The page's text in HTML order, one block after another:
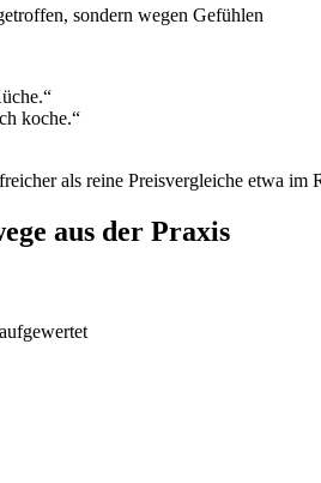
sondern wegen Gefühlen
koche.“
als reine Preisvergleiche etwa im
aus der Praxis